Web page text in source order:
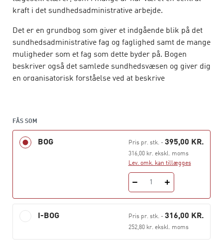
kraft i det sundhedsadministrative arbejde.
Det er en grundbog som giver et indgående blik på det
sundhedsadministrative fag og faglighed samt de mange
muligheder som et fag som dette byder på. Bogen
beskriver også det samlede sundhedsvæsen og giver dig
en organisatorisk forståelse ved at beskrive
Og sidst i bogen stiller forfatterne skarpt på
kommunikation og samtale, som er en afgørende
kompetence for at løse kerneopgaven i forhold til
patienter og borgere, men også i forhold til samarbejdet
FÅS SOM
BOG Pris pr. stk.- 395,00 KR.
316,00 kr. ekskl. moms
Lev. omk. kan tillægges
1
I-BOG Pris pr. stk.- 316,00 KR.
252,80 kr. ekskl. moms